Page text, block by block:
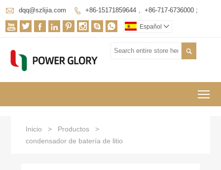
 dqq@szlijia.com  +86-15171859644 、+86-717-6736000 ;
        Español 

Inicio > Productos
>
condensador de batería de litio